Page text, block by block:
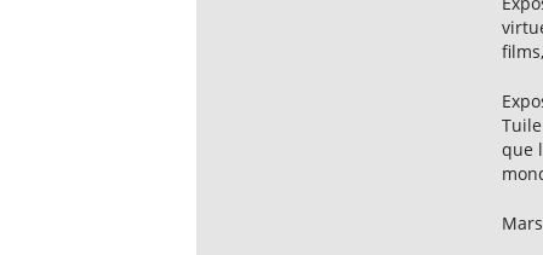
que